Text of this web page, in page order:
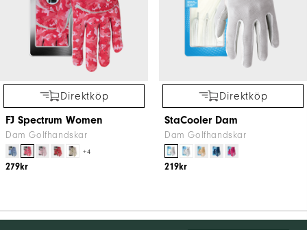
Direktköp
FJ Spectrum Women
Dam Golfhandskar
+4
279kr
Direktköp
StaCooler Dam
Dam Golfhandskar
219kr